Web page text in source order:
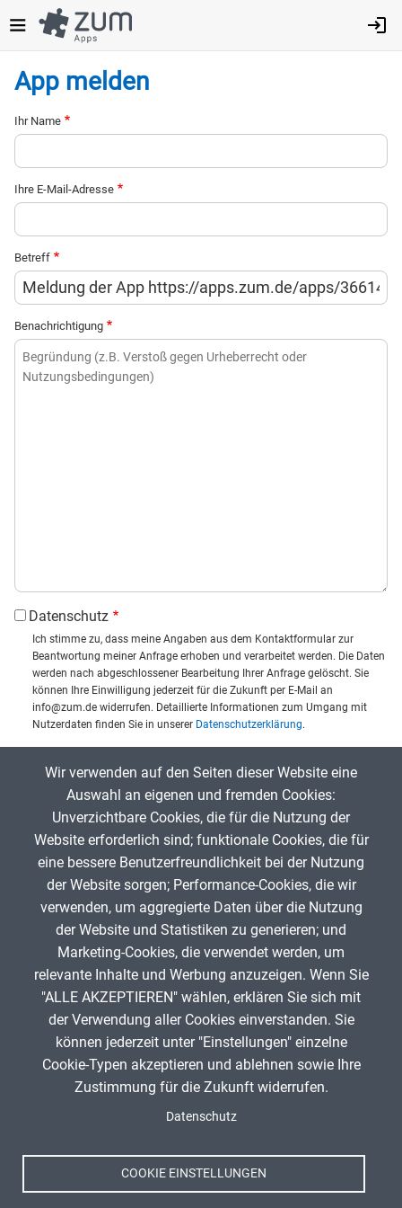
zum
Inhalt
App melden
Ihr Name
Ihre E-Mail-Adresse
Betreff
Benachrichtigung
Datenschutz
Ich stimme zu, dass meine Angaben aus dem Kontaktformular zur
Beantwortung meiner Anfrage erhoben und verarbeitet werden. Die Daten
werden nach abgeschlossener Bearbeitung Ihrer Anfrage gelöscht. Sie
können Ihre Einwilligung jederzeit für die Zukunft per E-Mail an
info@zum.de widerrufen. Detaillierte Informationen zum Umgang mit
Nutzerdaten finden Sie in unserer Datenschutzerklärung.
Captcha eingeben:
Gib die Zeichen aus dem Bild oben ein,
beachte Groß- und Kleinschreibung.
Um Spam zu verhindern, gib bitte die Zeichenfolge aus dem Bild
oben ein.
ANZEIGE
Spenden
Impressum
Wir verwenden auf den Seiten dieser Website eine
Auswahl an eigenen und fremden Cookies:
Unverzichtbare Cookies, die für die Nutzung der
Website erforderlich sind; funktionale Cookies, die für
eine bessere Benutzerfreundlichkeit bei der Nutzung
der Website sorgen; Performance-Cookies, die wir
verwenden, um aggregierte Daten über die Nutzung
der Website und Statistiken zu generieren; und
Marketing-Cookies, die verwendet werden, um
relevante Inhalte und Werbung anzuzeigen. Wenn Sie
"ALLE AKZEPTIEREN" wählen, erklären Sie sich mit
der Verwendung aller Cookies einverstanden. Sie
können jederzeit unter "Einstellungen" einzelne
Cookie-Typen akzeptieren und ablehnen sowie Ihre
Zustimmung für die Zukunft widerrufen.
Datenschutz
COOKIE EINSTELLUNGEN